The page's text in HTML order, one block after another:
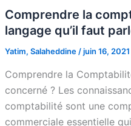
Comprendre la
langage qu’il faut
Yatim, Salaheddine/juin 16, 2021
Comprendre la
concerné ? Les
comptabilité sont une
commerciale essentielle